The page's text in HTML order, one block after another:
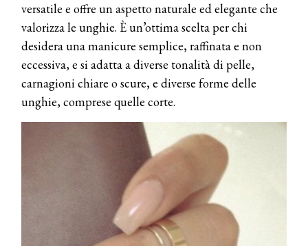
versatile e offre un aspetto naturale ed elegante che
valorizza le unghie. È un’ottima scelta per chi
desidera una manicure semplice, raffinata e non
eccessiva, e si adatta a diverse tonalità di pelle,
carnagioni chiare o scure, e diverse forme delle
unghie, comprese quelle corte.